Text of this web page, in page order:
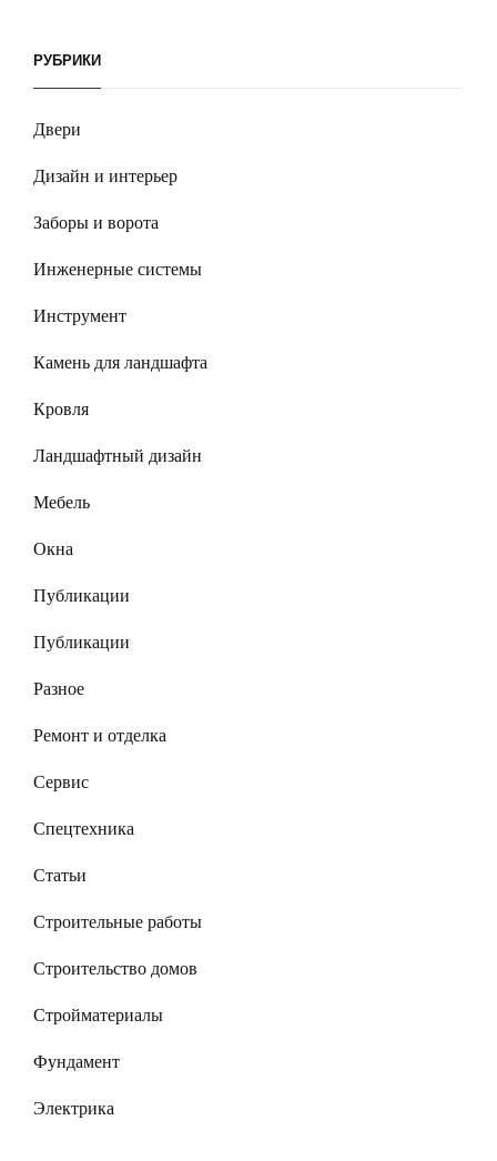
РУБРИКИ
Двери
Дизайн и интерьер
Заборы и ворота
Инженерные системы
Инструмент
Камень для ландшафта
Кровля
Ландшафтный дизайн
Мебель
Окна
Публикации
Публикации
Разное
Ремонт и отделка
Сервис
Спецтехника
Статьи
Строительные работы
Строительство домов
Стройматериалы
Фундамент
Электрика